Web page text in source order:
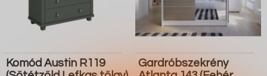
Komód Austin R119
Gardróbszekrény